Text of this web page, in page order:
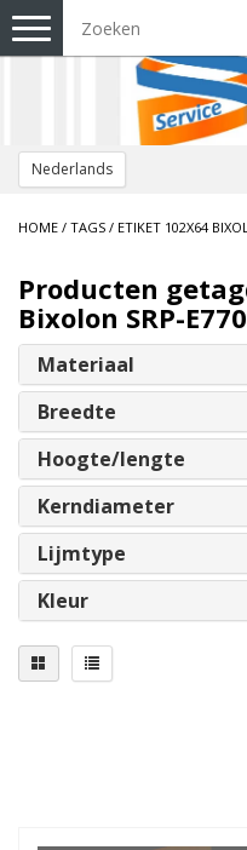
Nederlands
Toggle
navigation
HOME / TAGS / ETIKET 102X64
Producten
Bixolon SRP-
Materiaal
Breedte
Hoogte/lengte
Kerndiameter
Lijmtype
Kleur